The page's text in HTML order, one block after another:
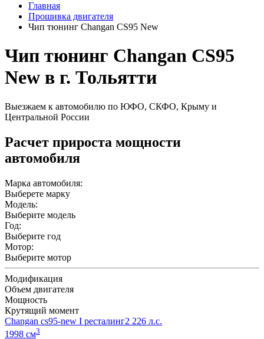
Главная
Прошивка двигателя
Чип тюнинг Changan CS95 New
Чип тюнинг Changan CS95
New в г. Тольятти
Выезжаем к автомобилю по ЮФО, СКФО, Крыму и
Центральной России
Расчет прироста мощности
автомобиля
Марка автомобиля:
Выберете марку
Модель:
Выберите модель
Год:
Выберите год
Мотор:
Выберите мотор
Модификация
Объем двигателя
Мощность
Крутящий момент
Changan cs95-new I ресталинг2 226 л.с.
1998 см3